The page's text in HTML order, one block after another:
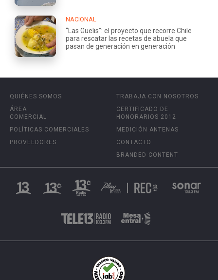
NACIONAL
“Las Guelis”: el proyecto que recorre Chile
para rescatar las recetas de abuela que
pasan de generación en generación
QUIÉNES SOMOS
ÁREA
COMERCIAL
POLÍTICAS COMERCIALES
PROVEEDORES
TRABAJA CON NOSOTROS
CERTIFICADO DE
HONORARIOS 2012
MEDICIÓN ANTENAS
CONTACTO
BRANDED CONTENT